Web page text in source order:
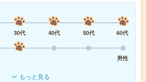
30代 40代 50代
60代
男性
もっと見る